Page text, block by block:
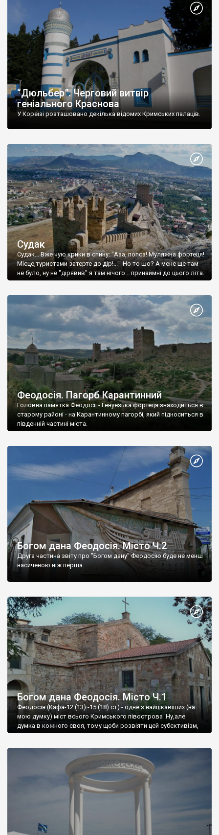
“Дюльбер”. Черговий витвір
геніального Краснова
У Кореїзі розташовано декілька відомих Кримських палаців.
Судак
Судак... Вже чую крики в спину: "Ааа, попса! Муляжна фортеця!
Місце,туристами затерте до дір!..." Но то шо? А мене ще там
не було, ну не "дірявив" я там нічого... принаймні до цього літа.
Феодосія. Пагорб Карантинний
Головна памятка Феодосії - Генуезька фортеця знаходиться в
старому районі - на Карантинному пагорбі, який підноситься в
південній частині міста.
Богом дана Феодосія. Місто Ч.2
Друга частина звіту про "Богом дану" Феодосію буде не менш
насиченою ніж перша.
Богом дана Феодосія. Місто Ч.1
Феодосія (Кафа-12 (13) -15 (18) ст) - одне з найцікавіших (на
мою думку) міст всього Кримського півострова .Ну,але
думка в кожного своя, тому щоби розвіяти цей субєктивізм,
запрошую відвідати це